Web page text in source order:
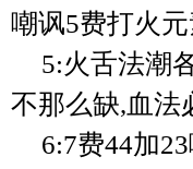
嘲讽5费打火元
5:火舌法潮
不那么缺,血法
6:7费44加